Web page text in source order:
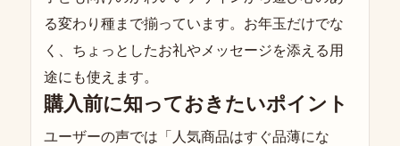
る変わり種まで揃っています。お年玉だけでな
く、ちょっとしたお礼やメッセージを添える用
途にも使えます。
購入前に知っておきたいポイント
ユーザーの声では「人気商品はすぐ品薄にな